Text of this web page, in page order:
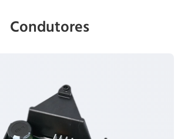
Condutores